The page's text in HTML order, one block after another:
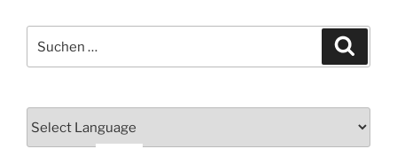
nach: